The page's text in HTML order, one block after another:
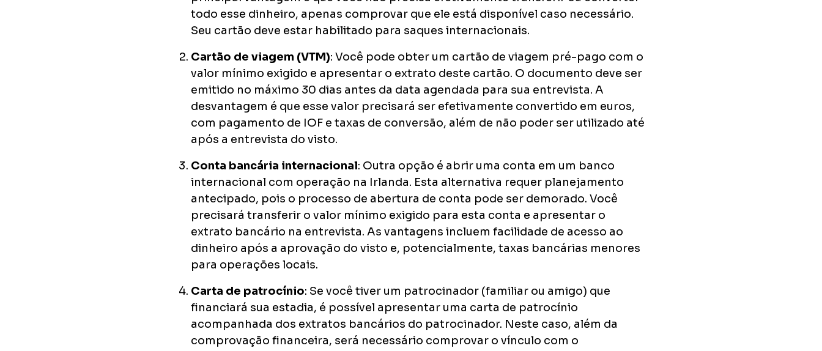
todo esse dinheiro, apenas comprovar que ele está disponível caso necessário.
Seu cartão deve estar habilitado para saques internacionais.
Cartão de viagem (VTM): Você pode obter um cartão de viagem pré-pago com o
valor mínimo exigido e apresentar o extrato deste cartão. O documento deve ser
emitido no máximo 30 dias antes da data agendada para sua entrevista. A
desvantagem é que esse valor precisará ser efetivamente convertido em euros,
com pagamento de IOF e taxas de conversão, além de não poder ser utilizado até
após a entrevista do visto.
Conta bancária internacional: Outra opção é abrir uma conta em um banco
internacional com operação na Irlanda. Esta alternativa requer planejamento
antecipado, pois o processo de abertura de conta pode ser demorado. Você
precisará transferir o valor mínimo exigido para esta conta e apresentar o
extrato bancário na entrevista. As vantagens incluem facilidade de acesso ao
dinheiro após a aprovação do visto e, potencialmente, taxas bancárias menores
para operações locais.
Carta de patrocínio: Se você tiver um patrocinador (familiar ou amigo) que
financiará sua estadia, é possível apresentar uma carta de patrocínio
acompanhada dos extratos bancários do patrocinador. Neste caso, além da
comprovação financeira, será necessário comprovar o vínculo com o